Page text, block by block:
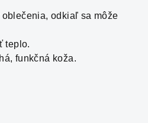
odkiaľ sa môže
teplo.
funkčná koža.